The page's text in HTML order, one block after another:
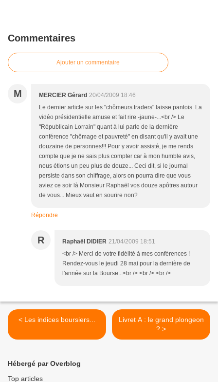
Commentaires
Ajouter un commentaire
M MERCIER Gérard 20/04/2009 18:46
Le dernier article sur les "chômeurs traders" laisse pantois. La
vidéo présidentielle amuse et fait rire -jaune-...<br /> Le
"Républicain Lorrain" quant à lui parle de la dernière
conférence "chômage et pauvreté" en disant qu'il y avait une
douzaine de personnes!!! Pour y avoir assisté, je me rends
compte que je ne sais plus compter car à mon humble avis,
nous étions un peu plus de douze... Ceci dit, si le journal
persiste dans son chiffrage, alors on pourra dire que vous
aviez ce soir là Monsieur Raphaël vos douze apôtres autour
de vous... Mieux vaut en sourire non?
Répondre
R Raphaël DIDIER 21/04/2009 18:51
<br /> Merci de votre fidélité à mes conférences !
Rendez-vous le jeudi 28 mai pour la dernière de
l'année sur la Bourse...<br /> <br /> <br />
< Les indices boursiers...
Livret A : le grand plongeon
? >
Hébergé par Overblog
Top articles